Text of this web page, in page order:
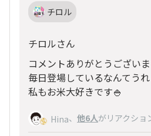
チロル
チロルさん
コメントありがとうございま
毎日登場しているなんてう
私もお米大好きです🍚
Hina、 他6人がリアクショ